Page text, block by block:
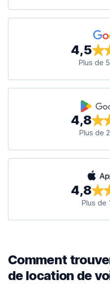
4,5
Plus de
4,8
Plus de
4,8
Plus de
Comment
de location de